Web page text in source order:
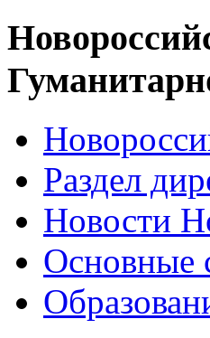
Раздел
Новости
Основные